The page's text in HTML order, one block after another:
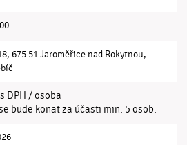
675 51 Jaroměřice nad Rokytnou,
DPH / osoba
bude konat za účasti min. 5 osob.